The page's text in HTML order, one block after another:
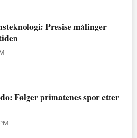
Presise målinger
Følger primatenes spor etter